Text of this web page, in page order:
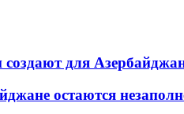
для
остаются